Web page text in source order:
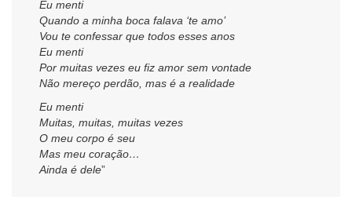
Eu menti
Quando a minha boca falava ‘te amo’
Vou te confessar que todos esses anos
Eu menti
Por muitas vezes eu fiz amor sem vontade
Não mereço perdão, mas é a realidade
Eu menti
Muitas, muitas, muitas vezes
O meu corpo é seu
Mas meu coração…
Ainda é dele”